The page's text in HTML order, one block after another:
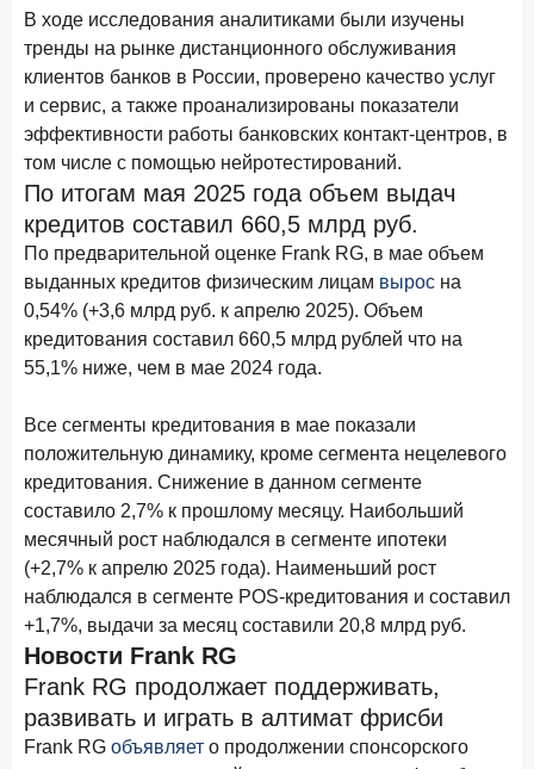
По итогам марта 2026 года объем выдач кредитов
составил 925,7 млрд руб.
Не экосистемой единой: как пользователи
25 марта 2026 года ИССЛЕДОВАНИЕ
Ипотека. Итоги работы крупнейших ипотечных банков
в феврале 2026 года
18 марта 2026 года ИССЛЕДОВАНИЕ
Банки начали снижать ставки по вкладам еще до
решения ЦБ
Frank RG объявила победителей кейс-чемпионата
2026 года
12 марта 2026 года ИССЛЕДОВАНИЕ
Банки ускорили работу с претензиями
Рассылка Frank RG
Итоги недели, наша трактовка основных событий
на банковском рынке
В ходе исследования аналитиками были изучены
тренды на рынке дистанционного обслуживания
клиентов банков в России, проверено качество услуг
и сервис, а также проанализированы показатели
эффективности работы банковских контакт-центров, в
том числе с помощью нейротестирований.
По итогам мая 2025 года объем выдач
кредитов составил 660,5 млрд руб.
По предварительной оценке Frank RG, в мае объем
выданных кредитов физическим лицам вырос на
0,54% (+3,6 млрд руб. к апрелю 2025). Объем
кредитования составил 660,5 млрд рублей что на
55,1% ниже, чем в мае 2024 года.
Все сегменты кредитования в мае показали
положительную динамику, кроме сегмента нецелевого
кредитования. Снижение в данном сегменте
составило 2,7% к прошлому месяцу. Наибольший
месячный рост наблюдался в сегменте ипотеки
(+2,7% к апрелю 2025 года). Наименьший рост
наблюдался в сегменте POS-кредитования и составил
+1,7%, выдачи за месяц составили 20,8 млрд руб.
Новости Frank RG
Frank RG продолжает поддерживать,
развивать и играть в алтимат фрисби
Frank RG объявляет о продолжении спонсорского